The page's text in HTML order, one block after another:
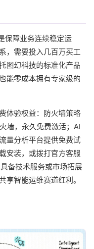
保障业务连续稳定运
，需要投入几百万买工
图幻科技的标准化产品
能零成本拥有专家级的
体验权益：防火墙策略
墙，永久免费激活；AI
量分析平台提供免费试
安装，或拨打官方客服
备技术服务或市场拓展
享智能运维赛道红利。